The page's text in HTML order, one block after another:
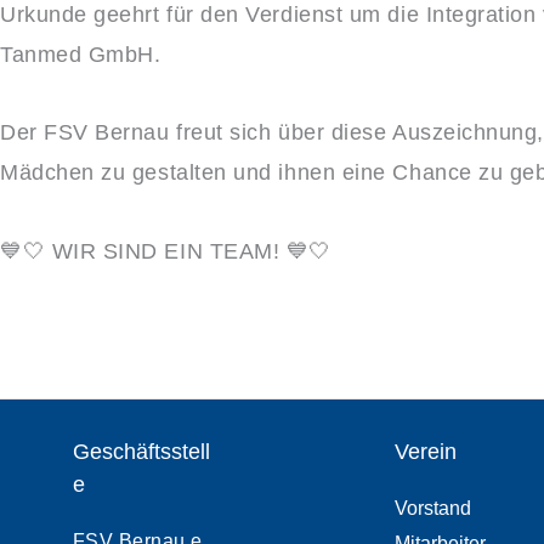
Urkunde geehrt für den Verdienst um die
Tanmed GmbH.
Der FSV Bernau freut sich über diese
Mädchen zu gestalten und ihnen eine Chance zu
💙🤍 WIR SIND EIN TEAM! 💙🤍
Geschäftsstell
e
Verein
Vorstand